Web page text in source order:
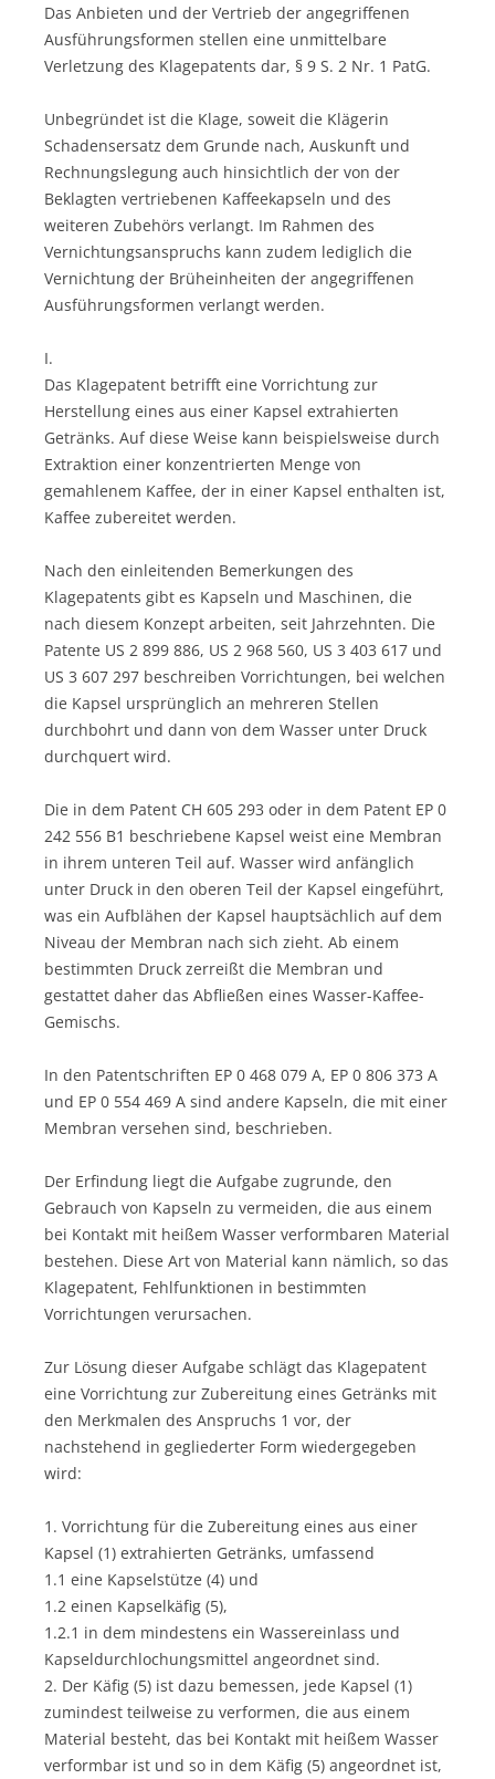
Das Anbieten und der Vertrieb der angegriffenen
Ausführungsformen stellen eine unmittelbare
Verletzung des Klagepatents dar, § 9 S. 2 Nr. 1 PatG.
Unbegründet ist die Klage, soweit die Klägerin
Schadensersatz dem Grunde nach, Auskunft und
Rechnungslegung auch hinsichtlich der von der
Beklagten vertriebenen Kaffeekapseln und des
weiteren Zubehörs verlangt. Im Rahmen des
Vernichtungsanspruchs kann zudem lediglich die
Vernichtung der Brüheinheiten der angegriffenen
Ausführungsformen verlangt werden.
I.
Das Klagepatent betrifft eine Vorrichtung zur
Herstellung eines aus einer Kapsel extrahierten
Getränks. Auf diese Weise kann beispielsweise durch
Extraktion einer konzentrierten Menge von
gemahlenem Kaffee, der in einer Kapsel enthalten ist,
Kaffee zubereitet werden.
Nach den einleitenden Bemerkungen des
Klagepatents gibt es Kapseln und Maschinen, die
nach diesem Konzept arbeiten, seit Jahrzehnten. Die
Patente US 2 899 886, US 2 968 560, US 3 403 617 und
US 3 607 297 beschreiben Vorrichtungen, bei welchen
die Kapsel ursprünglich an mehreren Stellen
durchbohrt und dann von dem Wasser unter Druck
durchquert wird.
Die in dem Patent CH 605 293 oder in dem Patent EP 0
242 556 B1 beschriebene Kapsel weist eine Membran
in ihrem unteren Teil auf. Wasser wird anfänglich
unter Druck in den oberen Teil der Kapsel eingeführt,
was ein Aufblähen der Kapsel hauptsächlich auf dem
Niveau der Membran nach sich zieht. Ab einem
bestimmten Druck zerreißt die Membran und
gestattet daher das Abfließen eines Wasser-Kaffee-
Gemischs.
In den Patentschriften EP 0 468 079 A, EP 0 806 373 A
und EP 0 554 469 A sind andere Kapseln, die mit einer
Membran versehen sind, beschrieben.
Der Erfindung liegt die Aufgabe zugrunde, den
Gebrauch von Kapseln zu vermeiden, die aus einem
bei Kontakt mit heißem Wasser verformbaren Material
bestehen. Diese Art von Material kann nämlich, so das
Klagepatent, Fehlfunktionen in bestimmten
Vorrichtungen verursachen.
Zur Lösung dieser Aufgabe schlägt das Klagepatent
eine Vorrichtung zur Zubereitung eines Getränks mit
den Merkmalen des Anspruchs 1 vor, der
nachstehend in gegliederter Form wiedergegeben
wird:
1. Vorrichtung für die Zubereitung eines aus einer
Kapsel (1) extrahierten Getränks, umfassend
1.1 eine Kapselstütze (4) und
1.2 einen Kapselkäfig (5),
1.2.1 in dem mindestens ein Wassereinlass und
Kapseldurchlochungsmittel angeordnet sind.
2. Der Käfig (5) ist dazu bemessen, jede Kapsel (1)
zumindest teilweise zu verformen, die aus einem
Material besteht, das bei Kontakt mit heißem Wasser
verformbar ist und so in dem Käfig (5) angeordnet ist,